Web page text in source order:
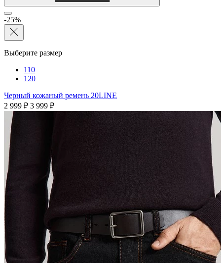
-25%
Выберите размер
110
120
Черный кожаный ремень 20LINE
2 999 ₽ 3 999 ₽